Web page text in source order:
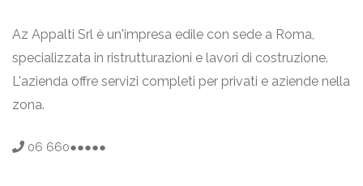
Az Appalti Srl è un'impresa edile con sede a Roma,
specializzata in ristrutturazioni e lavori di costruzione.
L'azienda offre servizi completi per privati e aziende nella
zona.
06 660●●●●●